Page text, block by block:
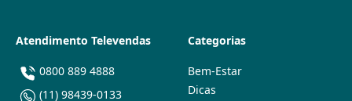
Atendimento Televendas
0800 889 4888
(11) 98439-0133
Categorias
Bem-Estar
Dicas